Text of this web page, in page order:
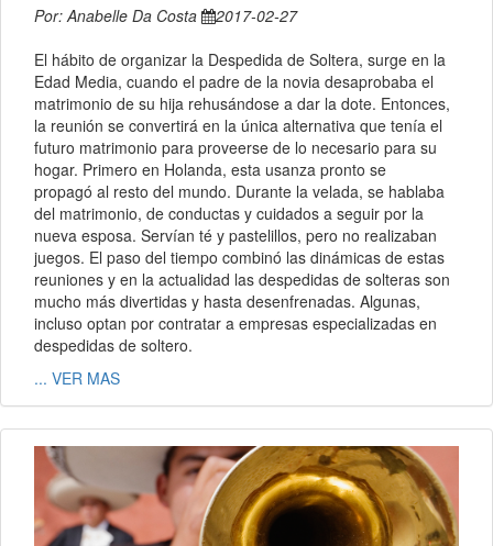
Por: Anabelle Da Costa
2017-02-27
El hábito de organizar la Despedida de Soltera, surge en la
Edad Media, cuando el padre de la novia desaprobaba el
matrimonio de su hija rehusándose a dar la dote. Entonces,
la reunión se convertirá en la única alternativa que tenía el
futuro matrimonio para proveerse de lo necesario para su
hogar. Primero en Holanda, esta usanza pronto se
propagó al resto del mundo. Durante la velada, se hablaba
del matrimonio, de conductas y cuidados a seguir por la
nueva esposa. Servían té y pastelillos, pero no realizaban
juegos. El paso del tiempo combinó las dinámicas de estas
reuniones y en la actualidad las despedidas de solteras son
mucho más divertidas y hasta desenfrenadas. Algunas,
incluso optan por contratar a empresas especializadas en
despedidas de soltero.
... VER MAS